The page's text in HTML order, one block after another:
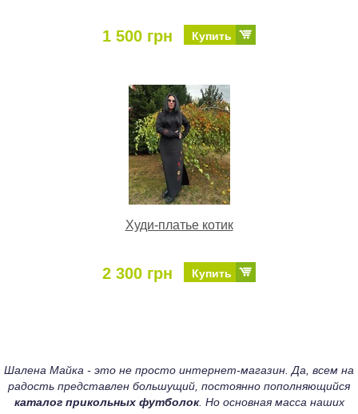
1 500 грн Купить
Худи-платье котик
2 300 грн Купить
Шалена Майка - это не просто интернет-магазин. Да, всем на
радость представлен большущий, постоянно пополняющийся
каталог прикольных футболок. Но основная масса наших